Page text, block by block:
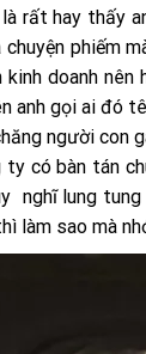
rất hay thấy
phiếm
doanh nên
anh gọi ai đó
người con
có bàn tán
nghĩ lung
làm sao mà